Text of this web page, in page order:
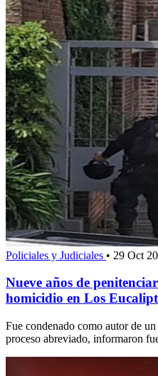
Policiales y Judiciales • 29 Oct
Nueve años de
homicidio en Los
Fue condenado como autor de
proceso abreviado, informaron